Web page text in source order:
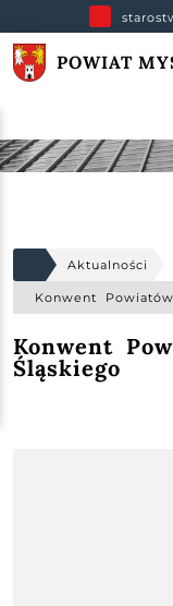
POWIAT
Aktualności
Konwent
Konwent
Śląskiego